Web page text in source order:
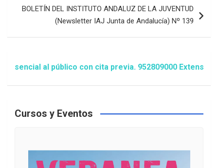
BOLETÍN DEL INSTITUTO ANDALUZ DE LA JUVENTUD
(Newsletter IAJ Junta de Andalucía) Nº 139
al público con cita previa. 952809000 Extensión 1481/
Cursos y Eventos